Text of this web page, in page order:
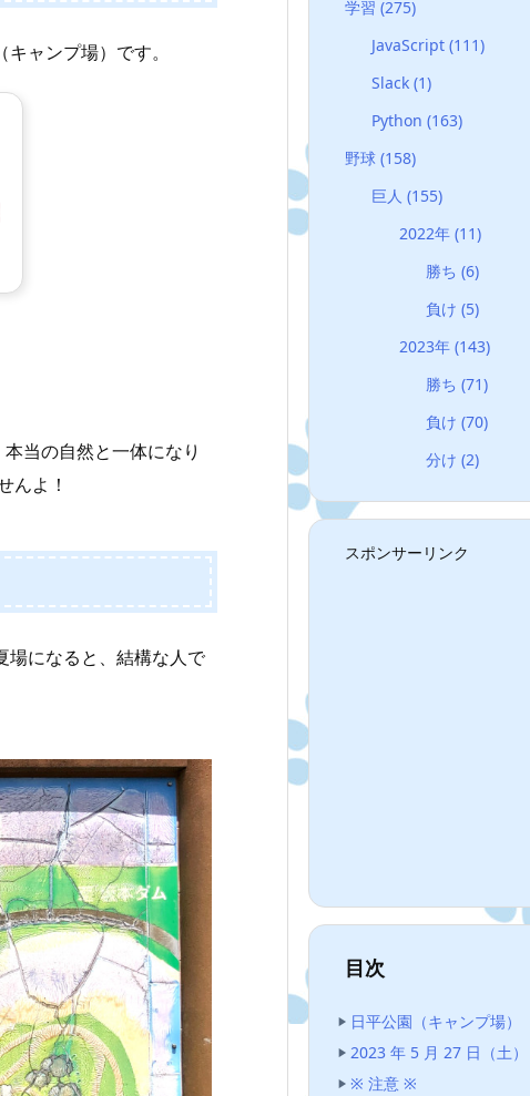
ャンプ場）です。
当の自然と一体になり
んよ！
場になると、結構な人で
学習 (275)
JavaScript(111)
Slack(1)
Python(163)
野球 (158)
巨人(155)
2022年 (11)
勝ち(6)
負け(5)
2023年 (143)
勝ち(71)
負け(70)
分け(2)
スポンサーリンク
目次
日平公園（キャンプ場）
2023 年 5 月 27 日（土）
※ 注意 ※